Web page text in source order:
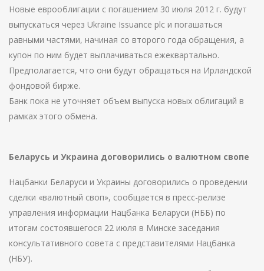
Новые еврооблигации с погашением 30 июля 2012 г. будут
выпускаться через Ukraine Issuance plc и погашаться
равными частями, начиная со второго года обращения, а
купон по ним будет выплачиваться ежеквартально.
Предполагается, что они будут обращаться на Ирландской
фондовой бирже.
Банк пока не уточняет объем выпуска новых облигаций в
рамках этого обмена.
Беларусь и Украина договорились о валютном свопе
Нацбанки Беларуси и Украины договорились о проведении
сделки «валютный своп», сообщается в пресс-релизе
управления информации Нацбанка Беларуси (НББ) по
итогам состоявшегося 22 июля в Минске заседания
консультативного совета с представителями Нацбанка
(НБУ).